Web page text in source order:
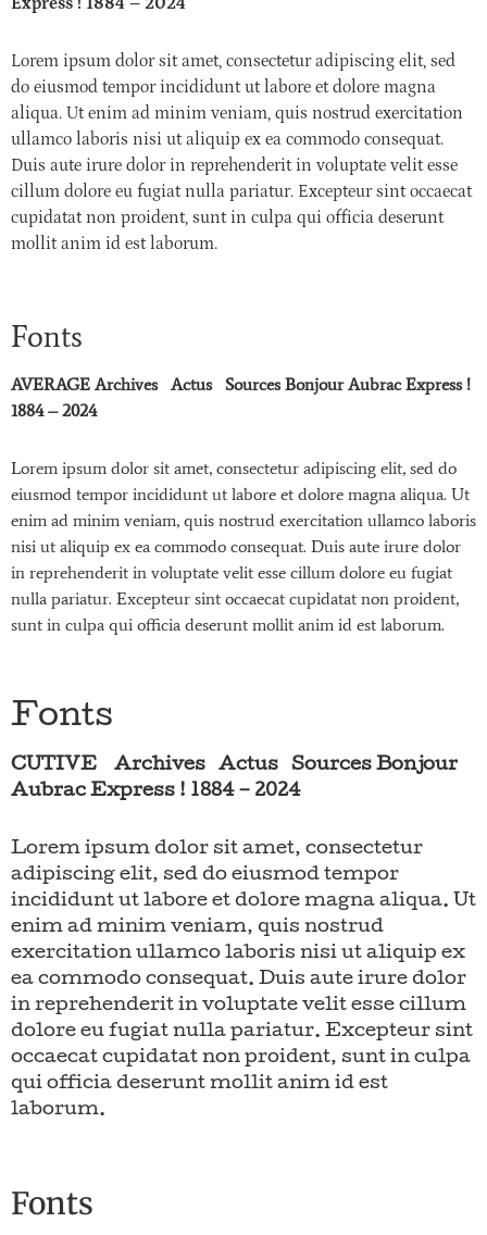
Lorem ipsum dolor sit amet, consectetur adipiscing elit, sed
do eiusmod tempor incididunt ut labore et dolore magna
aliqua. Ut enim ad minim veniam, quis nostrud exercitation
ullamco laboris nisi ut aliquip ex ea commodo consequat.
Duis aute irure dolor in reprehenderit in voluptate velit esse
cillum dolore eu fugiat nulla pariatur. Excepteur sint occaecat
cupidatat non proident, sunt in culpa qui officia deserunt
mollit anim id est laborum.
Fonts
AVERAGE Archives Actus Sources Bonjour Aubrac Express !
1884 – 2024
Lorem ipsum dolor sit amet, consectetur adipiscing elit, sed do
eiusmod tempor incididunt ut labore et dolore magna aliqua. Ut
enim ad minim veniam, quis nostrud exercitation ullamco laboris
nisi ut aliquip ex ea commodo consequat. Duis aute irure dolor
in reprehenderit in voluptate velit esse cillum dolore eu fugiat
nulla pariatur. Excepteur sint occaecat cupidatat non proident,
sunt in culpa qui officia deserunt mollit anim id est laborum.
Fonts
CUTIVE Archives Actus Sources Bonjour
Aubrac Express ! 1884 – 2024
Lorem ipsum dolor sit amet, consectetur
adipiscing elit, sed do eiusmod tempor
incididunt ut labore et dolore magna aliqua. Ut
enim ad minim veniam, quis nostrud
exercitation ullamco laboris nisi ut aliquip ex
ea commodo consequat. Duis aute irure dolor
in reprehenderit in voluptate velit esse cillum
dolore eu fugiat nulla pariatur. Excepteur sint
occaecat cupidatat non proident, sunt in culpa
qui officia deserunt mollit anim id est
laborum.
Fonts